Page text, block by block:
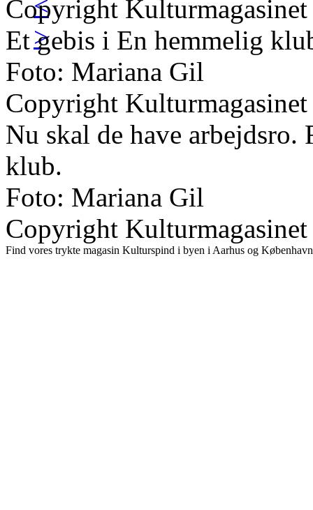
>
Copyright
Et gebis i En hemmelig
Foto: Mariana Gil
Copyright
Nu skal de have
klub.
Foto: Mariana Gil
Copyright
Find vores trykte magasin Kulturspind i byen i Aarhus og København